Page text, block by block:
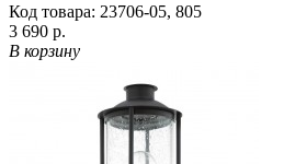
Код товара: 23706-05, 805
3 690 р.
В корзину